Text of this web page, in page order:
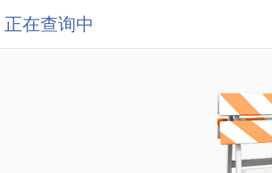
正在查询中